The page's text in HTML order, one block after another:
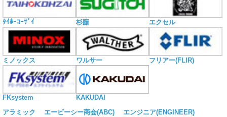
ﾀｲﾎｰｺｰｻﾞｲ 杉藤 エクセル
ミノックス ワルサー フリアー(FLIR)
FKsystem
KAKUDAI
アラミック
エービーシー商会(ABC)
エンジニア(ENGINEER)